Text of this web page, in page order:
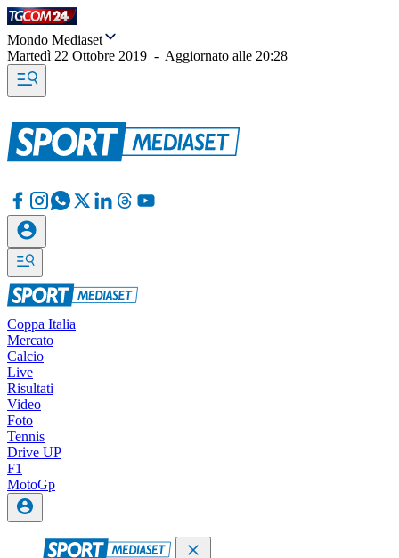
Mondo Mediaset
Martedì 22 Ottobre 2019 - Aggiornato alle 20:28
Coppa Italia
Mercato
Calcio
Live
Risultati
Video
Foto
Tennis
Drive UP
F1
MotoGp